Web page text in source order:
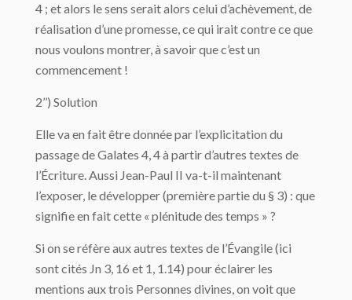
4 ; et alors le sens serait alors celui d’achèvement, de
réalisation d’une promesse, ce qui irait contre ce que
nous voulons montrer, à savoir que c’est un
commencement !
2’’) Solution
Elle va en fait être donnée par l’explicitation du
passage de Galates 4, 4 à partir d’autres textes de
l’Écriture. Aussi Jean-Paul II va-t-il maintenant
l’exposer, le développer (première partie du § 3) : que
signifie en fait cette « plénitude des temps » ?
Si on se réfère aux autres textes de l’Évangile (ici
sont cités Jn 3, 16 et 1, 1.14) pour éclairer les
mentions aux trois Personnes divines, on voit que